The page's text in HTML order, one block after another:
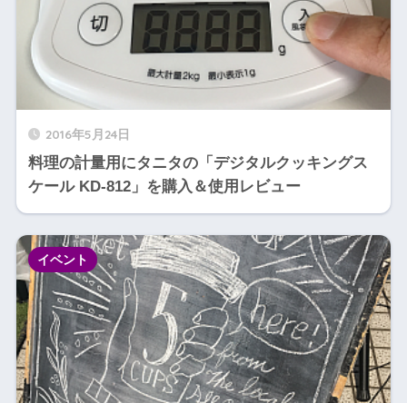
2016年5月24日
料理の計量用にタニタの「デジタルクッキングス
ケール KD-812」を購入＆使用レビュー
イベント